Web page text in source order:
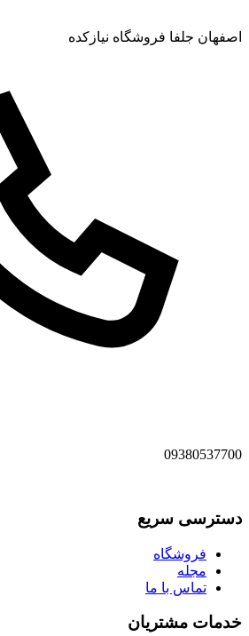
اصفهان جلفا فروشگاه نیازکده
09380537700
دسترسی سریع
فروشگاه
مجله
تماس با ما
خدمات مشتریان